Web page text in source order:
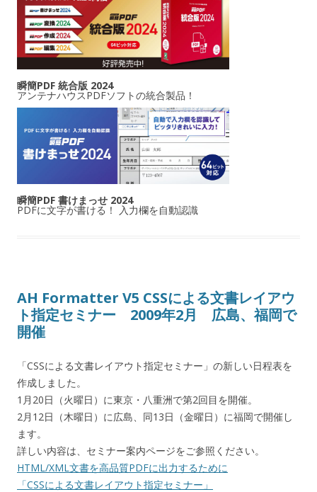
瞬簡PDF 統合版 2024
アンテナハウスPDFソフトの統合製品！
瞬簡PDF 書けまっせ 2024
PDFに文字が書ける！ 入力欄を自動認識
AH Formatter V5 CSSによる文書レイアウ
ト指定セミナー 2009年2月 広島、福岡で
開催
「CSSによる文書レイアウト指定セミナー」の新しい日程表を
作成しました。
1月20日（火曜日）に東京・八重洲で第2回目を開催。
2月12日（木曜日）に広島、同13日（金曜日）に福岡で開催し
ます。
詳しい内容は、セミナー案内ページをご参照ください。
HTML/XML文書を高品質PDFに出力するために
「CSSによる文書レイアウト指定セミナー」